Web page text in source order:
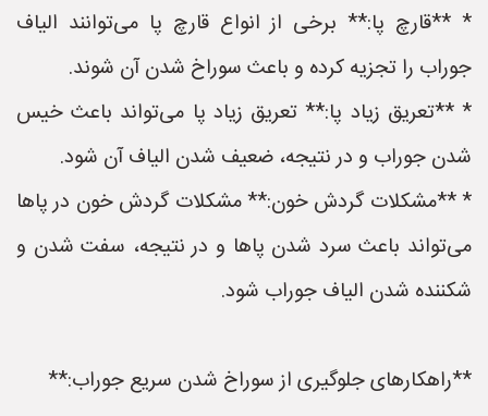
* **قارچ پا:** برخی از انواع قارچ پا می‌توانند الیاف
جوراب را تجزیه کرده و باعث سوراخ شدن آن شوند.
* **تعریق زیاد پا:** تعریق زیاد پا می‌تواند باعث خیس
شدن جوراب و در نتیجه، ضعیف شدن الیاف آن شود.
* **مشکلات گردش خون:** مشکلات گردش خون در پاها
می‌تواند باعث سرد شدن پاها و در نتیجه، سفت شدن و
شکننده شدن الیاف جوراب شود.
**راهکارهای جلوگیری از سوراخ شدن سریع جوراب:**